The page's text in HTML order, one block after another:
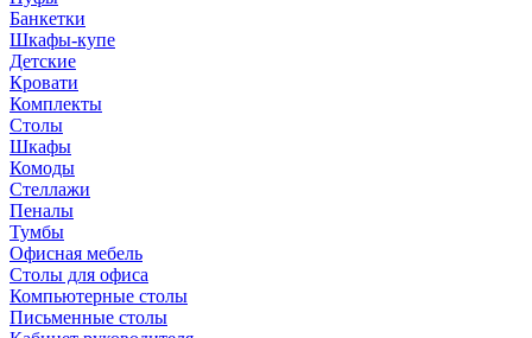
Банкетки
Шкафы-купе
Детские
Кровати
Комплекты
Столы
Шкафы
Комоды
Стеллажи
Пеналы
Тумбы
Офисная мебель
Столы для офиса
Компьютерные столы
Письменные столы